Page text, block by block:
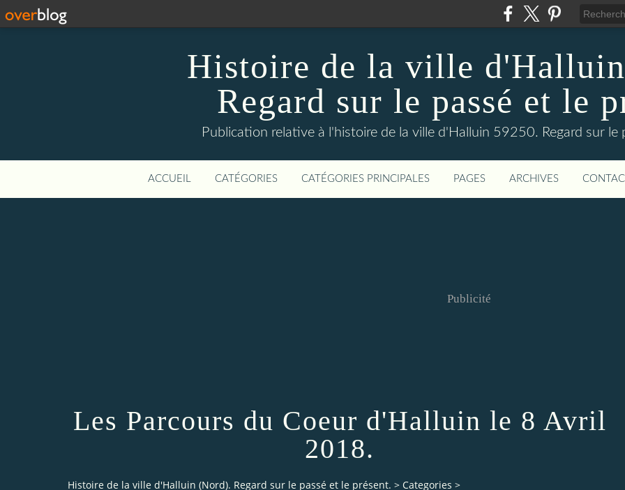
Histoire de la ville
Regard sur le passé et le
Publication relative à l'histoire de la ville d'Halluin 59250. Regard sur le
ACCUEIL CATÉGORIES CATÉGORIES PRINCIPALES PAGES ARCHIVES
Publicité
Les Parcours du Coeur d'Halluin le 8 Avril
2018.
Histoire de la ville d'Halluin (Nord). Regard sur le passé et le présent. > Categories >